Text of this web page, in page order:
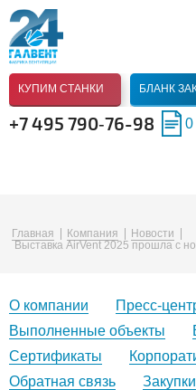
КУПИМ СТАНКИ БЛАНК
+7 495 790‑76-98 0
Главная Компания
Новости
Выставка AirVent 2025 прошла с
О компании
Пресс-
Выполненные объекты
Сертификаты
Обратная связь
Закупки